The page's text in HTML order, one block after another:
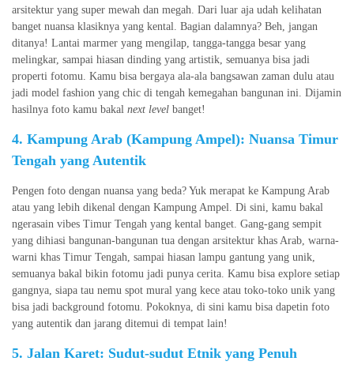
arsitektur yang super mewah dan megah. Dari luar aja udah kelihatan
banget nuansa klasiknya yang kental. Bagian dalamnya? Beh, jangan
ditanya! Lantai marmer yang mengilap, tangga-tangga besar yang
melingkar, sampai hiasan dinding yang artistik, semuanya bisa jadi
properti fotomu. Kamu bisa bergaya ala-ala bangsawan zaman dulu atau
jadi model fashion yang chic di tengah kemegahan bangunan ini. Dijamin
hasilnya foto kamu bakal next level banget!
4. Kampung Arab (Kampung Ampel): Nuansa Timur
Tengah yang Autentik
Pengen foto dengan nuansa yang beda? Yuk merapat ke Kampung Arab
atau yang lebih dikenal dengan Kampung Ampel. Di sini, kamu bakal
ngerasain vibes Timur Tengah yang kental banget. Gang-gang sempit
yang dihiasi bangunan-bangunan tua dengan arsitektur khas Arab, warna-
warni khas Timur Tengah, sampai hiasan lampu gantung yang unik,
semuanya bakal bikin fotomu jadi punya cerita. Kamu bisa explore setiap
gangnya, siapa tau nemu spot mural yang kece atau toko-toko unik yang
bisa jadi background fotomu. Pokoknya, di sini kamu bisa dapetin foto
yang autentik dan jarang ditemui di tempat lain!
5. Jalan Karet: Sudut-sudut Etnik yang Penuh